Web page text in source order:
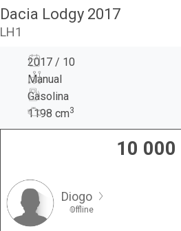
Dacia Lodgy 2017
LH1
2017 / 10
Manual
Gasolina
1198 cm3
10 000
Diogo
Offline